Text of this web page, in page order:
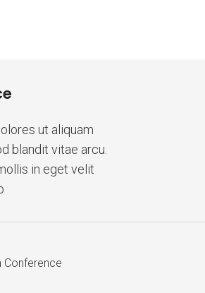
ut aliquam
blandit vitae arcu.
in eget velit